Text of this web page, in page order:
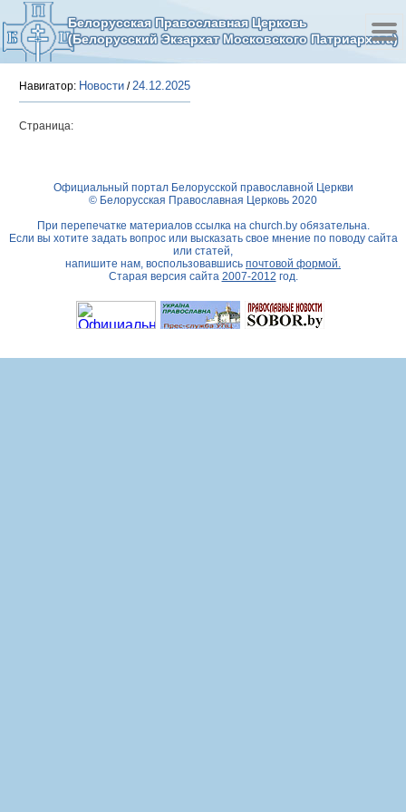
Белорусская Православная Церковь
(Белорусский Экзархат Московского Патриархата)
Навигатор: Новости /24.12.2025
Страница:
Официальный портал Белорусской православной Церкви
© Белорусская Православная Церковь 2020
При перепечатке материалов ссылка на church.byобязательна.
Если вы хотите задать вопрос или высказать свое мнение по поводу сайта
или статей,
напишите нам, воспользовавшись почтовой формой.
Старая версия сайта 2007-2012 год.